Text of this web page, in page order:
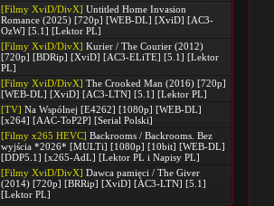
[Filmy XviD/DivX] Untitled Home Invasion
Romance (2025) [720p] [WEB-DL] [XviD] [AC3-
OzW] [5.1] [Lektor PL]
[Filmy XviD/DivX] Kurier / The Courier (2012)
[720p] [BDRip] [XviD] [AC3-ELiTE] [5.1] [Lektor
PL]
[Filmy XviD/DivX] The Crooked Man (2016) [720p]
[WEB-DL] [XviD] [AC3-LTN] [5.1] [Lektor PL]
[TV] Na Wspólnej [E4262] [1080p] [WEB-DL]
[x264] [AAC-ToP2P] [Serial Polski]
[Filmy x265 HEVC] Backrooms / Backrooms. Bez
wyjścia *2026* [MULTi] [1080p] [10bit] [WEB-DL]
[DDP5.1] [x265-AdL] [Lektor PL i Napisy PL]
[Filmy XviD/DivX] Dawca pamięci / The Giver
(2014) [720p] [BRRip] [XviD] [AC3-LTN] [5.1]
[Lektor PL]